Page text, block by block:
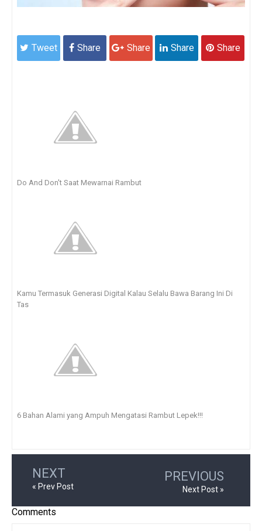
Tweet Share Share Share Share
Do And Don't Saat Mewarnai Rambut
Kamu Termasuk Generasi Digital Kalau Selalu Bawa Barang Ini Di
Tas
6 Bahan Alami yang Ampuh Mengatasi Rambut Lepek!!!
NEXT
« Prev Post
PREVIOUS
Next Post »
Comments